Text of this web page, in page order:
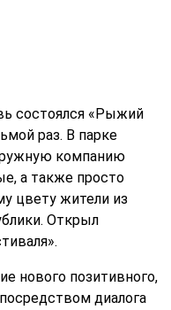
состоялся «Рыжий
раз. В парке
компанию
а также просто
цвету жители из
Открыл
нового позитивного,
диалога